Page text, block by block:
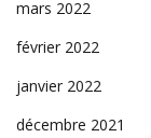
mars 2022
février 2022
janvier 2022
décembre 2021